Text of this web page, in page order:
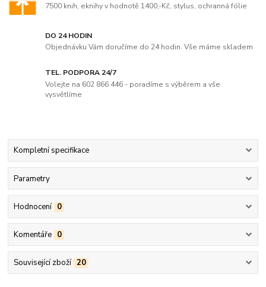
7500 knih, eknihy v hodnotě 1400,-Kč, stylus, ochranná fólie
DO 24 HODIN
Objednávku Vám doručíme do 24 hodin. Vše máme skladem
TEL. PODPORA 24/7
Volejte na 602 866 446 - poradíme s výběrem a vše
vysvětlíme
Kompletní specifikace
Parametry
Hodnocení 0
Komentáře 0
Související zboží 20